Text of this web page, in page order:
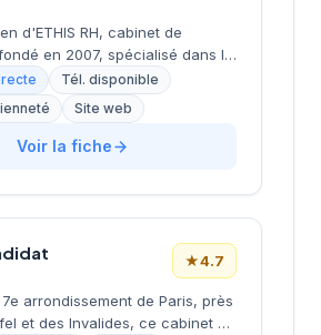
d'ETHIS RH, cabinet de
en 2007, spécialisé dans le
humaines, le
cadres et dirigeants, le
Situé au 16 rue de
le 8e arrondissement de Paris,
Tél. disponible
Site web
Voir la fiche
★4.7
arrondissement de Paris, près
et des Invalides, ce cabinet de